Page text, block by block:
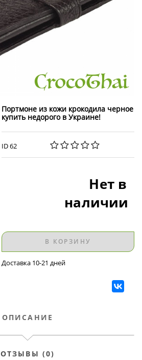
Портмоне из кожи крокодила черное
купить недорого в Украине!
ID 62
Нет в
наличии
В КОРЗИНУ
Доставка 10-21 дней
ОПИСАНИЕ
ОТЗЫВЫ (0)